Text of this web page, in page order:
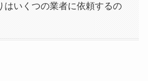
はいくつの業者に依頼するの